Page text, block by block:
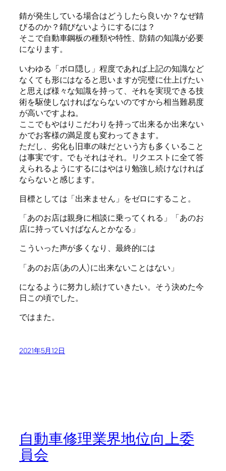
錆が発生している場合はどうしたら良いか？なぜ錆
びるのか？錆びないようにするには？
そこで自動車鋼板の種類や特性、防錆の知識が必要
になります。
いわゆる「ボロ隠し」程度であれば上記の知識など
なくても形にはなると思いますが完璧に仕上げたい
と思えば様々な知識を持って、それを実現できる技
術を駆使しなければならないのですから相当難易度
が高いですよね。
ここでもやはりこだわりを持って出来るか出来ない
かでお客様の満足度も変わってきます。
ただし、劣化も旧車の味だという方も多くいること
は事実です。でもそれはそれ。リクエストに全て答
えられるようにするにはやはり勉強し続けなければ
ならないと感じます。
目標としては「出来ません」をゼロにすること。
「あのお店は親身に相談に乗ってくれる」「あのお
店に持っていけばなんとかなる」
こういった声が多くなり、最終的には
「あのお店(あの人)に出来ないことはない」
になるように努力し続けていきたい。そう決めた今
日この頃でした。
ではまた。
2021年5月12日
自動車修理業界地位向上委
員会